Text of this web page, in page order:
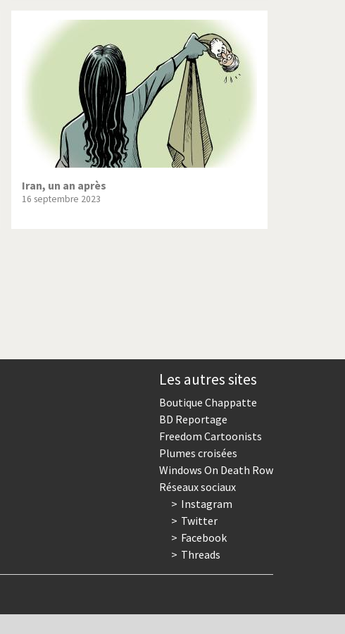
Iran, un an après
16 septembre 2023
Les autres sites
Boutique Chappatte
BD Reportage
Freedom Cartoonists
Plumes croisées
Windows On Death Row
Réseaux sociaux
Instagram
Twitter
Facebook
Threads